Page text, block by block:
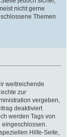
nicht gerne
Themen
weitreichende
zur
vergeben,
deaktiviert
werden Tags von
eingeschlossen.
Hilfe-Seite,